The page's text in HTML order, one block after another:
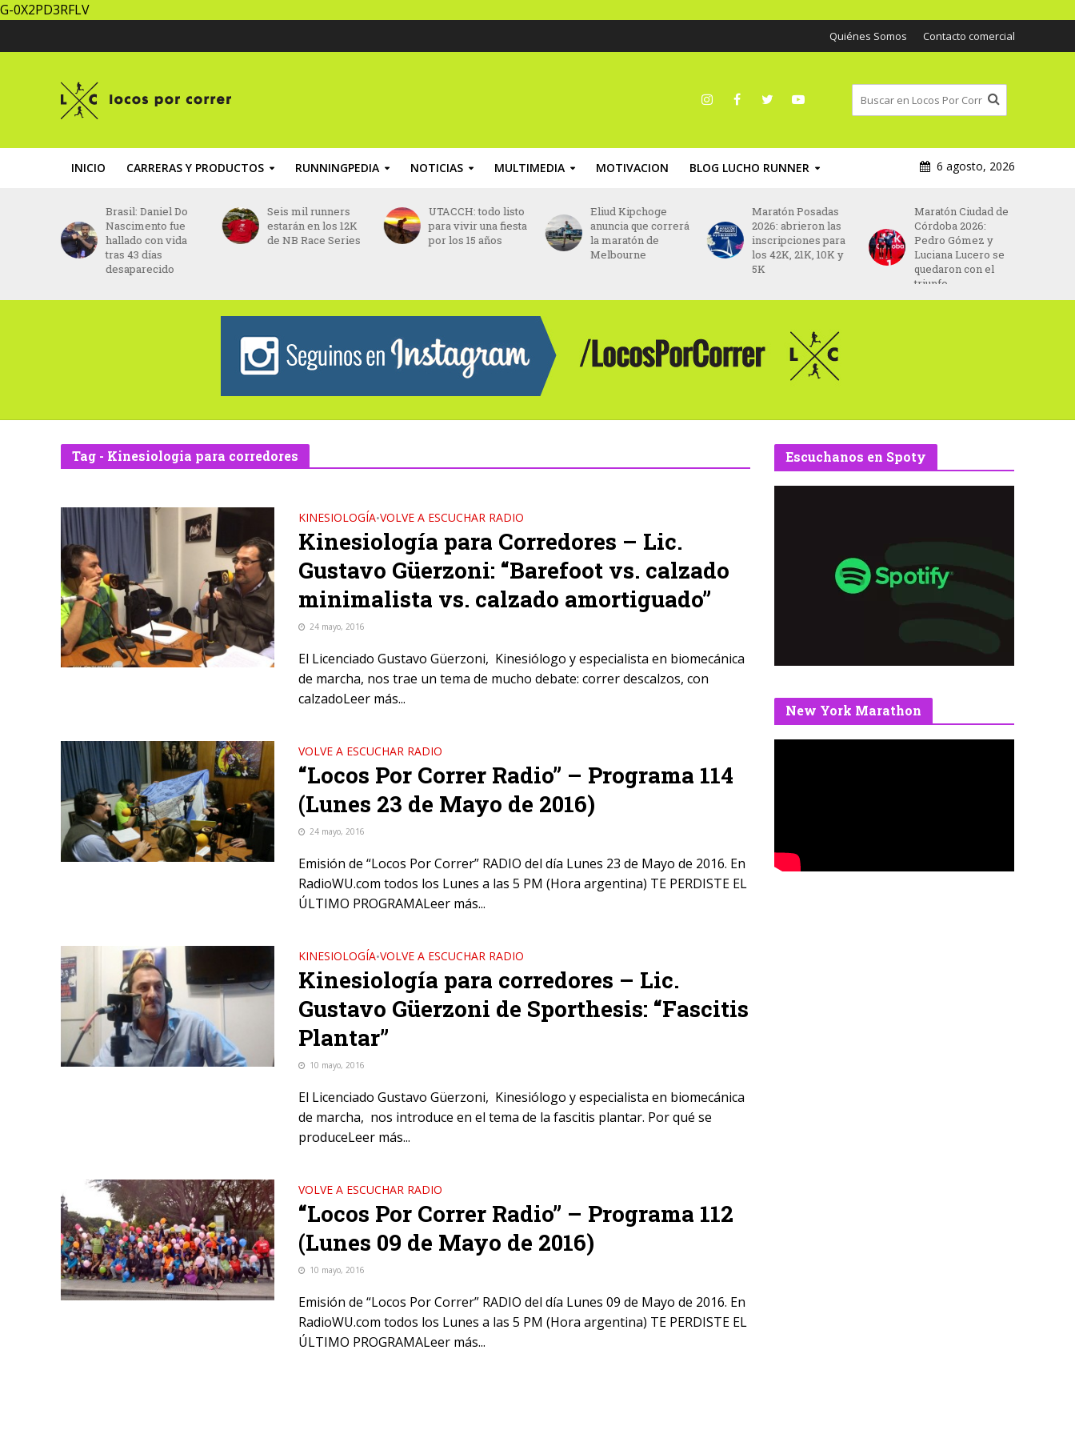
G-0X2PD3RFLV
Quiénes Somos Contacto comercial
INICIO CARRERAS Y PRODUCTOS RUNNINGPEDIA NOTICIAS MULTIMEDIA MOTIVACION BLOG LUCHO RUNNER 6 agosto, 2026
Nascimento fue
hallado con vida
tras 43 días
Seis mil runners
estarán en los 12K
de NB Race Series
UTACCH: todo listo
para vivir una fiesta
por los 15 años
Eliud Kipchoge
anuncia que correrá
la maratón de
Maratón Posadas
2026: abrieron las
inscripciones para
los 42K, 21K, 10K y
Maratón Ciudad de
Córdoba 2026:
Pedro Gómez y
Luciana Lucero se
quedaron con el
Maratón Valencia
2026: Yomif
Kejelcha y Fotyen
Tesfay lideran una
élite que busca el
Tag - Kinesiologia para corredores
KINESIOLOGÍA•VOLVE A ESCUCHAR RADIO
Kinesiología para Corredores – Lic.
Gustavo Güerzoni: “Barefoot vs. calzado
minimalista vs. calzado amortiguado”
24 mayo, 2016
El Licenciado Gustavo Güerzoni, Kinesiólogo y especialista en biomecánica
de marcha, nos trae un tema de mucho debate: correr descalzos, con
calzadoLeer más...
VOLVE A ESCUCHAR RADIO
“Locos Por Correr Radio” – Programa 114
(Lunes 23 de Mayo de 2016)
24 mayo, 2016
Emisión de “Locos Por Correr” RADIO del día Lunes 23 de Mayo de 2016. En
RadioWU.com todos los Lunes a las 5 PM (Hora argentina) TE PERDISTE EL
ÚLTIMO PROGRAMALeer más...
KINESIOLOGÍA•VOLVE A ESCUCHAR RADIO
Kinesiología para corredores – Lic.
Gustavo Güerzoni de Sporthesis: “Fascitis
Plantar”
10 mayo, 2016
El Licenciado Gustavo Güerzoni, Kinesiólogo y especialista en biomecánica
de marcha, nos introduce en el tema de la fascitis plantar. Por qué se
produceLeer más...
VOLVE A ESCUCHAR RADIO
“Locos Por Correr Radio” – Programa 112
(Lunes 09 de Mayo de 2016)
10 mayo, 2016
Emisión de “Locos Por Correr” RADIO del día Lunes 09 de Mayo de 2016. En
RadioWU.com todos los Lunes a las 5 PM (Hora argentina) TE PERDISTE EL
ÚLTIMO PROGRAMALeer más...
Escuchanos en Spoty
New York Marathon